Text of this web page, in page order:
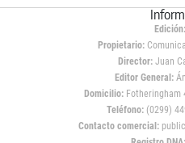
Edición:
Propietario:
Director: Juan
Editor General:
Domicilio:Fotheringham
Teléfono: (0299)
Contacto comercial: